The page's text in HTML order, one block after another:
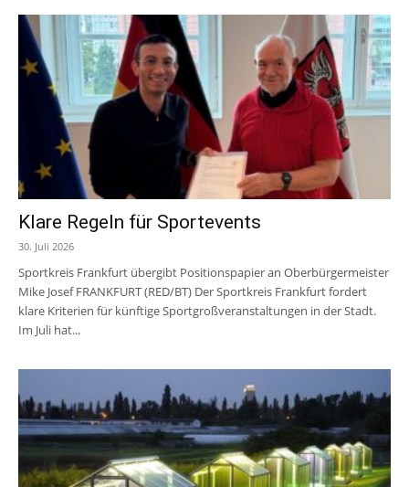
Klare Regeln für Sportevents
30. Juli 2026
Sportkreis Frankfurt übergibt Positionspapier an Oberbürgermeister
Mike Josef FRANKFURT (RED/BT) Der Sportkreis Frankfurt fordert
klare Kriterien für künftige Sportgroßveranstaltungen in der Stadt.
Im Juli hat...